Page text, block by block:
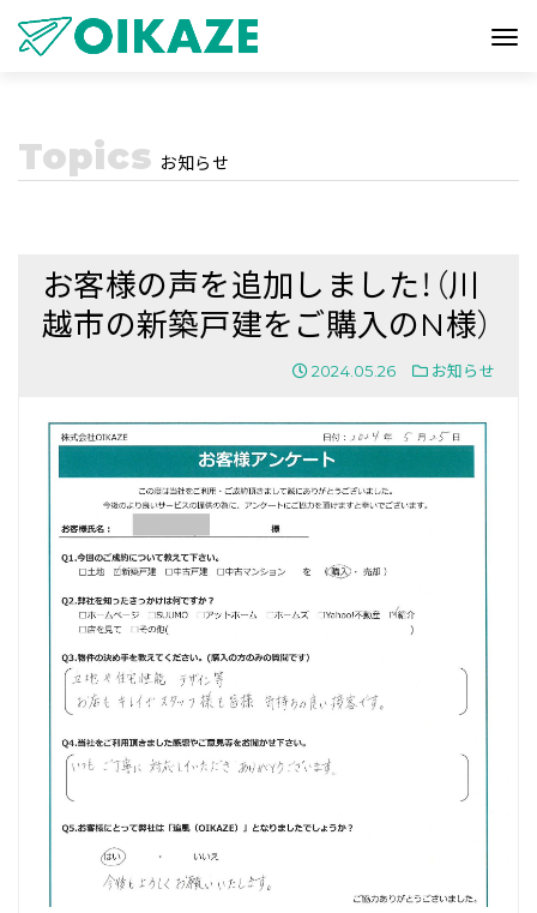
Topics お知らせ
お客様の声を追加しました！（川
越市の新築戸建をご購入のN様）
2024.05.26 お知らせ